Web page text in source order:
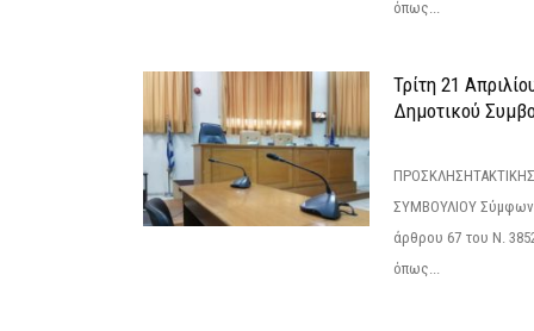
όπως...
Τρίτη 21
Δημοτικού
ΣΥΜΒΟΥΛΙΟΥ
άρθρου 67 του Ν.
όπως...